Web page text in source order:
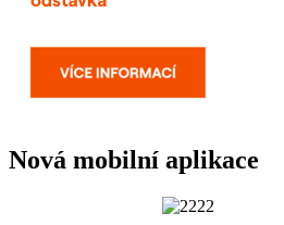
Nová mobilní aplikace